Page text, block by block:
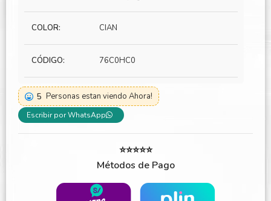
COLOR: CIAN
CÓDIGO: 76C0HC0
5 Personas estan viendo Ahora!
Escribir por WhatsApp
⭐⭐⭐⭐⭐
Métodos de Pago